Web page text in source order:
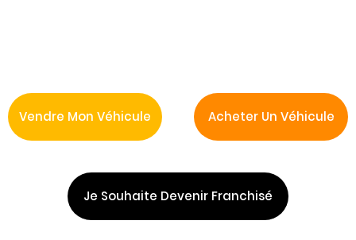
Vendre Mon Véhicule Acheter Un Véhicule
Je Souhaite Devenir Franchisé